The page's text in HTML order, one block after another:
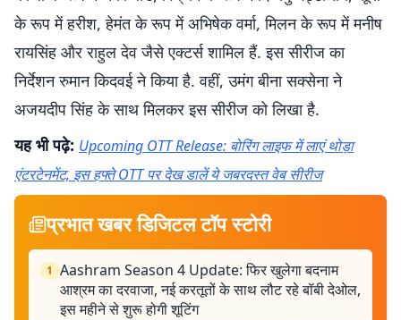
के रूप में हरीश, हेमंत के रूप में अभिषेक वर्मा, मिलन के रूप में मनीष
रायसिंह और राहुल देव जैसे एक्टर्स शामिल हैं. इस सीरीज का
निर्देशन रुमान किदवई ने किया है. वहीं, उमंग बीना सक्सेना ने
अजयदीप सिंह के साथ मिलकर इस सीरीज को लिखा है.
यह भी पढ़े: Upcoming OTT Release: बोरिंग लाइफ में लाएं थोड़ा
एंटरटेनमेंट, इस हफ्ते OTT पर देख डालें ये जबरदस्त वेब सीरीज
प्रभात खबर डिजिटल टॉप स्टोरी
1 Aashram Season 4 Update: फिर खुलेगा बदनाम
आश्रम का दरवाजा, नई करतूतों के साथ लौट रहे बॉबी देओल,
इस महीने से शुरू होगी शूटिंग